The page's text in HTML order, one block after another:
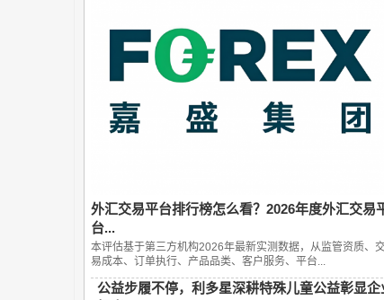
外汇交易平台排行榜怎么看？2026年度外汇交易
台...
本评估基于第三方机构2026年最新实测数据，从监管资质、交
易成本、订单执行、产品品类、客户服务、平台...
公益步履不停，利多星深耕特殊儿童公益彰显企